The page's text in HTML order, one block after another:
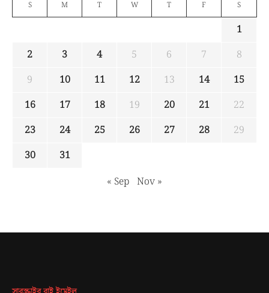
S M T W T F S
1
2
3 4 5 6 7
8
9
10 11 12 13 14
15
16
17 18 19 20 21
22
23
24 25 26 27 28
29
30
31
« Sep Nov »